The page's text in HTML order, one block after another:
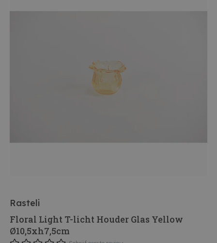
Rasteli
Floral Light T-licht Houder Glas Yellow
Ø10,5xh7,5cm